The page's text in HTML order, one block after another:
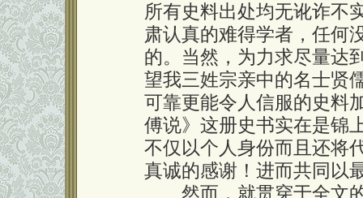
所有史料出处均无讹诈不
肃认真的难得学者，任何
的。当然，为力求尽量达
望我三姓宗亲中的名士贤
可靠更能令人信服的史料
傅说》这册史书实在是锦
不仅以个人身份而且还将
真诚的感谢！进而共同以
然而，就贯穿于全文的